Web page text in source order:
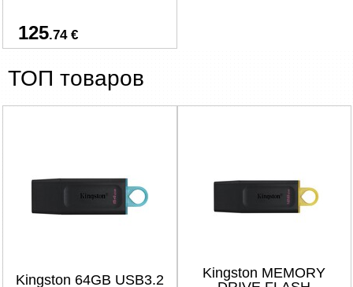
125.74 €
ТОП товаров
Kingston 64GB USB3.2
Kingston MEMORY